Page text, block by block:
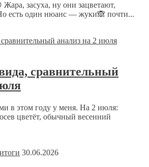
засуха, ну они зацветают,
есть один нюанс — жуки🙈 почти...
сравнительный
в этом году у меня. На 2 июля:
цветёт, обычный весенний
30.06.2026